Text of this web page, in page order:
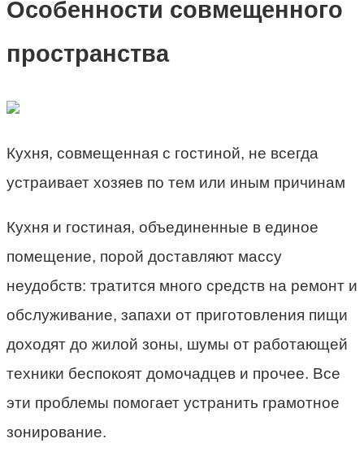
Особенности совмещенного
пространства
Кухня, совмещенная с гостиной, не всегда
устраивает хозяев по тем или иным причинам
Кухня и гостиная, объединенные в единое
помещение, порой доставляют массу
неудобств: тратится много средств на ремонт и
обслуживание, запахи от приготовления пищи
доходят до жилой зоны, шумы от работающей
техники беспокоят домочадцев и прочее. Все
эти проблемы помогает устранить грамотное
зонирование.